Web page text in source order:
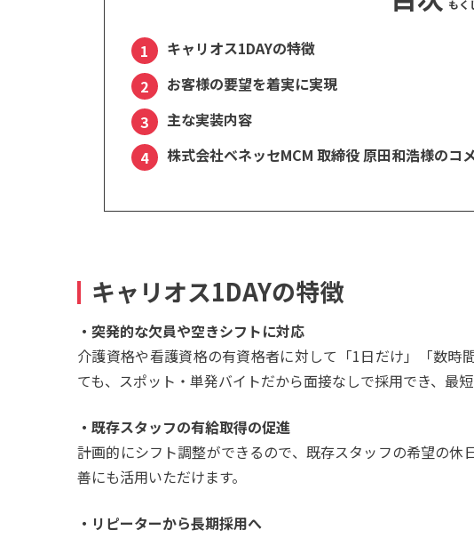
キャリオス1DAYの特徴
お客様の要望を着実に実現
主な実装内容
株式会社ベネッセMCM 取締役 原田和浩様のコ
キャリオス1DAYの特徴
・突発的な欠員や空きシフトに対応
介護資格や看護資格の有資格者に対して「1日だけ」「数時
ても、スポット・単発バイトだから面接なしで採用でき、最短
・既存スタッフの有給取得の促進
計画的にシフト調整ができるので、既存スタッフの希望の
善にも活用いただけます。
・リピーターから長期採用へ